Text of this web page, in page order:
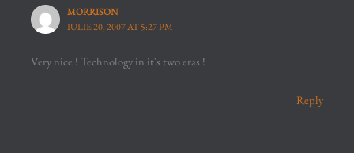
MORRISON
IULIE 20, 2007 AT 5:27 PM
Very nice ! Technology in it`s two eras !
Reply